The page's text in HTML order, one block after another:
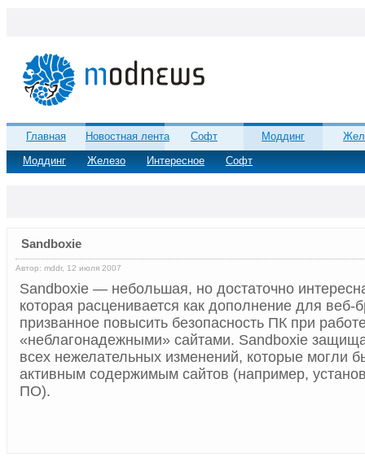
Главная
Новостная лента
Моддинг
Железо Интересное Софт
Софт Моддинг
Sandboxie
Автор: mddr, 12 июля 2007
Sandboxie — небольшая, но достаточно
которая расценивается как дополнение для веб-
призванное повысить безопасность ПК при
«неблагонадежными» сайтами. Sandboxie
всех нежелательных изменений, которые могли
активным содержимым сайтов (например,
ПО).